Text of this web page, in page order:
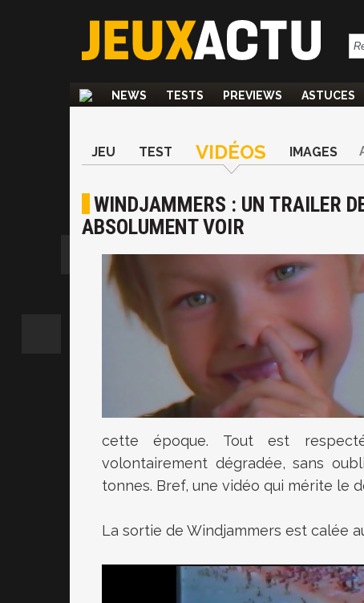
NEWS TESTS PREVIEWS ASTUCES
JEU TEST VIDÉOS IMAGES
WINDJAMMERS : UN TRAILER
ABSOLUMENT VOIR
cette époque. Tout est
volontairement dégradée, sans
tonnes. Bref, une vidéo qui mérite le
La sortie de Windjammers est calée